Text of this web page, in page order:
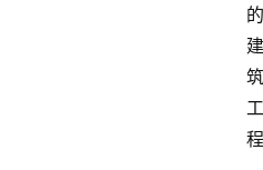
的
建
筑
工
程